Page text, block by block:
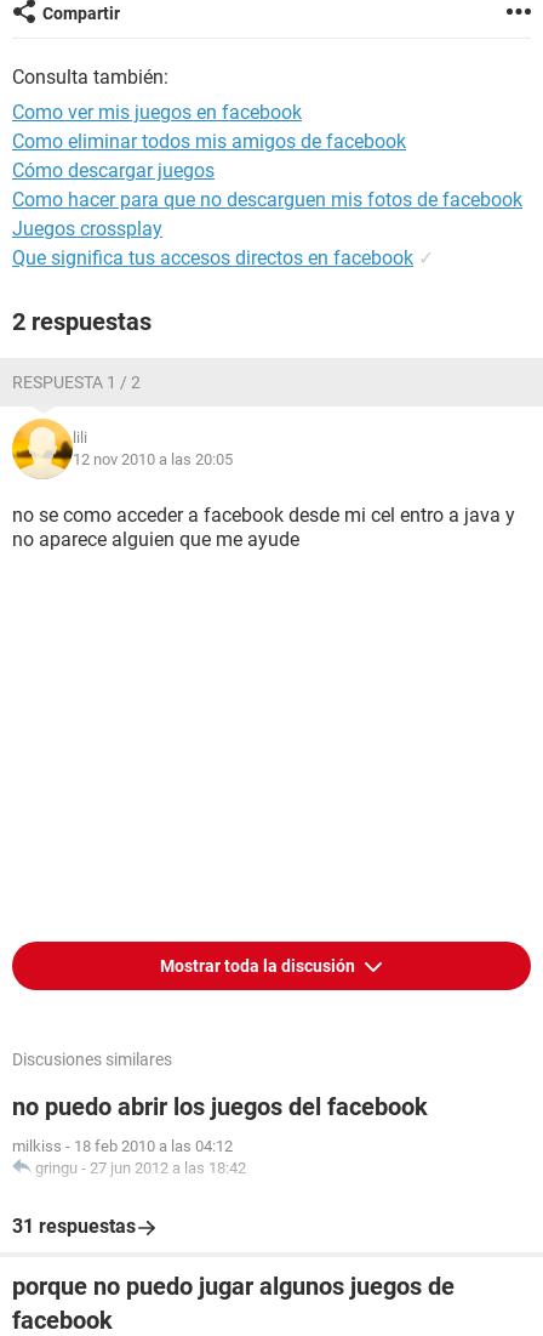
Compartir
Consulta también:
Como ver mis juegos en facebook
Como eliminar todos mis amigos de facebook
Cómo descargar juegos
Como hacer para que no descarguen mis fotos de facebook
Juegos crossplay
Que significa tus accesos directos en facebook ✓
2 respuestas
RESPUESTA 1 / 2
lili
12 nov 2010 a las 20:05
no se como acceder a facebook desde mi cel entro a java y
no aparece alguien que me ayude
Mostrar toda la discusión
Discusiones similares
no puedo abrir los juegos del facebook
milkiss - 18 feb 2010 a las 04:12
gringu - 27 jun 2012 a las 18:42
31 respuestas
porque no puedo jugar algunos juegos de
facebook